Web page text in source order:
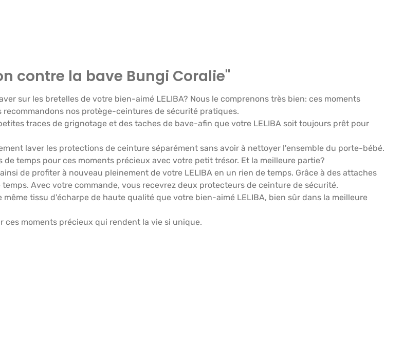
contre la bave Bungi Coralie"
sur les bretelles de votre bien-aimé LELIBA? Nous le comprenons très bien: ces moments
nos protège-ceintures de sécurité pratiques.
traces de grignotage et des taches de bave-afin que votre LELIBA soit toujours prêt pour
laver les protections de ceinture séparément sans avoir à nettoyer l'ensemble du porte-bébé.
temps pour ces moments précieux avec votre petit trésor. Et la meilleure partie?
de profiter à nouveau pleinement de votre LELIBA en un rien de temps. Grâce à des attaches
Avec votre commande, vous recevrez deux protecteurs de ceinture de sécurité.
tissu d'écharpe de haute qualité que votre bien-aimé LELIBA, bien sûr dans la meilleure
ces moments précieux qui rendent la vie si unique.